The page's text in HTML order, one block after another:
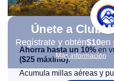
Únete a
Regístrate y obtén$10en
Más información
Ahorra hasta un 10% en
($25 máximo).
Acumula millas aéreas y